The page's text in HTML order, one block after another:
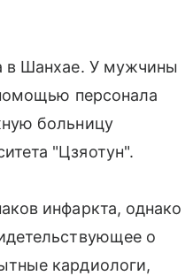
в Шанхае. У мужчины
персонала
больницу
"Цзяотун".
инфаркта, однако
о
кардиологи,